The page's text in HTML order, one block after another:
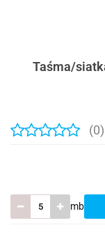
Taśma/
(0)
mb